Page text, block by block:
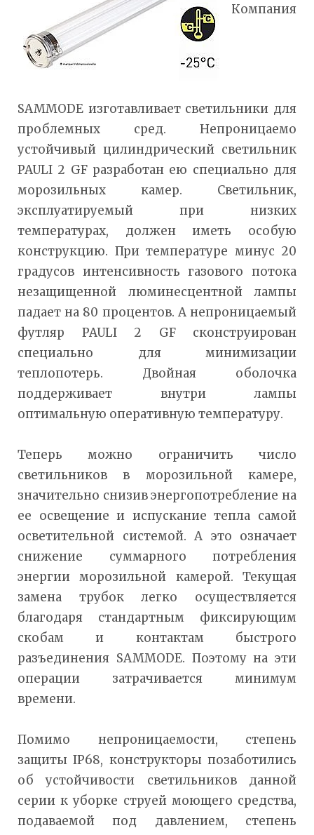
Компания
SAMMODE изготавливает светильники для
проблемных сред. Непроницаемо
устойчивый цилиндрический светильник
PAULI 2 GF разработан ею специально для
морозильных камер. Светильник,
эксплуатируемый при низких
температурах, должен иметь особую
конструкцию. При температуре минус 20
градусов интенсивность газового потока
незащищенной люминесцентной лампы
падает на 80 процентов. А непроницаемый
футляр PAULI 2 GF сконструирован
специально для минимизации
теплопотерь. Двойная оболочка
поддерживает внутри лампы
оптимальную оперативную температуру.
Теперь можно ограничить число
светильников в морозильной камере,
значительно снизив энергопотребление на
ее освещение и испускание тепла самой
осветительной системой. А это означает
снижение суммарного потребления
энергии морозильной камерой. Текущая
замена трубок легко осуществляется
благодаря стандартным фиксирующим
скобам и контактам быстрого
разъединения SAMMODE. Поэтому на эти
операции затрачивается минимум
времени.
Помимо непроницаемости, степень
защиты IP68, конструкторы позаботились
об устойчивости светильников данной
серии к уборке струей моющего средства,
подаваемой под давлением, степень